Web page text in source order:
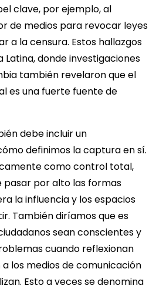
clave, por ejemplo, al
de medios para revocar leyes
a la censura. Estos hallazgos
donde investigaciones
también revelaron que el
es una fuerte fuente de
debe incluir un
definimos la captura en sí.
como control total,
pasar por alto las formas
la influencia y los espacios
También diríamos que es
sean conscientes y
cuando reflexionan
los medios de comunicación
Esto a veces se denomina